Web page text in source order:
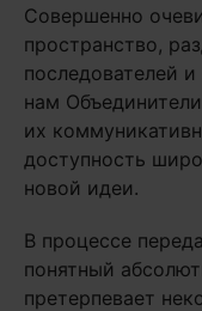
Совершенно
пространство,
последователей
нам
их
доступность
новой идеи.
В процессе
понятный
претерпевает